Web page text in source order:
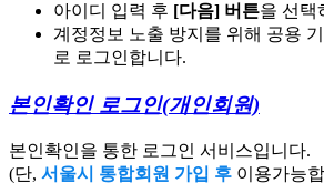
아이디 입력 후 [다음] 버튼을 선택
계정정보 노출 방지를 위해 공용
로 로그인합니다.
본인확인 로그인(개인회원)
본인확인을 통한 로그인 서비스입니다.
(단, 서울시 통합회원 가입 후 이용가능